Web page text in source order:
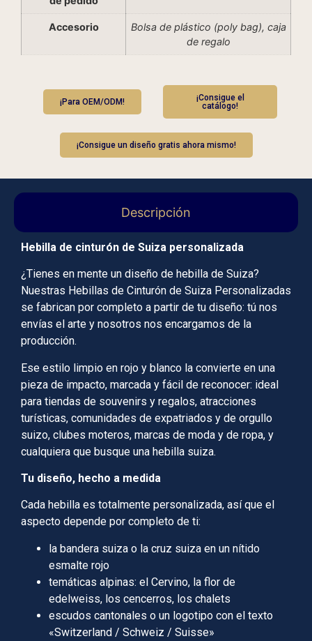
Accesorio
Bolsa de plástico (poly bag), caja
de regalo
¡Para OEM/ODM!
¡Consigue el
catálogo!
¡Consigue un diseño gratis ahora mismo!
Descripción
Hebilla de cinturón de Suiza personalizada
¿Tienes en mente un diseño de hebilla de Suiza?
Nuestras Hebillas de Cinturón de Suiza Personalizadas
se fabrican por completo a partir de tu diseño: tú nos
envías el arte y nosotros nos encargamos de la
producción.
Ese estilo limpio en rojo y blanco la convierte en una
pieza de impacto, marcada y fácil de reconocer: ideal
para tiendas de souvenirs y regalos, atracciones
turísticas, comunidades de expatriados y de orgullo
suizo, clubes moteros, marcas de moda y de ropa, y
cualquiera que busque una hebilla suiza.
Tu diseño, hecho a medida
Cada hebilla es totalmente personalizada, así que el
aspecto depende por completo de ti:
la bandera suiza o la cruz suiza en un nítido
esmalte rojo
temáticas alpinas: el Cervino, la flor de
edelweiss, los cencerros, los chalets
escudos cantonales o un logotipo con el texto
«Switzerland / Schweiz / Suisse»